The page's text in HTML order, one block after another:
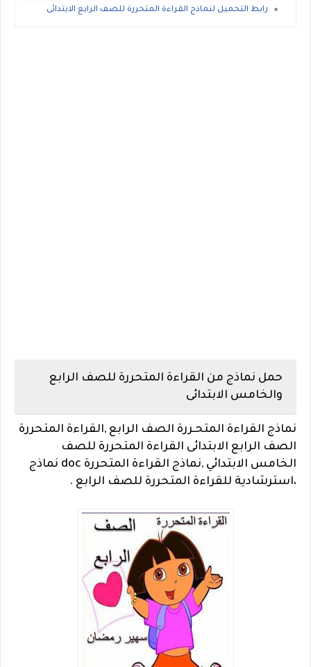
رابط التحميل لنماذج القراءة المتحررة للصف الرابع الابتدائى
حمل نماذج من القراءة المتحررة للصف الرابع
والخامس الابتدائى
نماذج القراءة المتحـررة الصف الرابع ,القراءة المتحررة
الصف الرابع الابتدائى القراءة المتحررة للصف
الخامس الابتدائي ,نماذج القراءة المتحررة doc نماذج
،استرشادية للقراءة المتحررة للصف الرابع .